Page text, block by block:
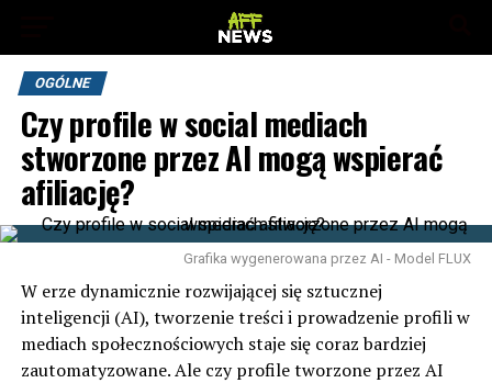
OGÓLNE
Czy profile w social mediach
stworzone przez AI mogą wspierać
afiliację?
Grafika wygenerowana przez AI - Model FLUX
W erze dynamicznie rozwijającej się sztucznej
inteligencji (AI), tworzenie treści i prowadzenie profili w
mediach społecznościowych staje się coraz bardziej
zautomatyzowane. Ale czy profile tworzone przez AI